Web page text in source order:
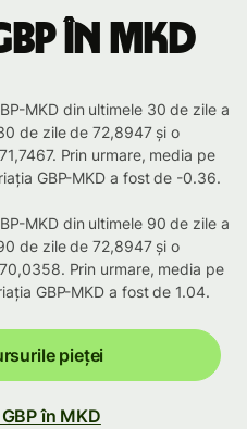
în MKD
MKD din ultimele 30 de zile a
de zile de 72,8947 și o
Prin urmare, media pe
GBP-MKD a fost de -0.36.
MKD din ultimele 90 de zile a
de zile de 72,8947 și o
Prin urmare, media pe
GBP-MKD a fost de 1.04.
pieței
în MKD